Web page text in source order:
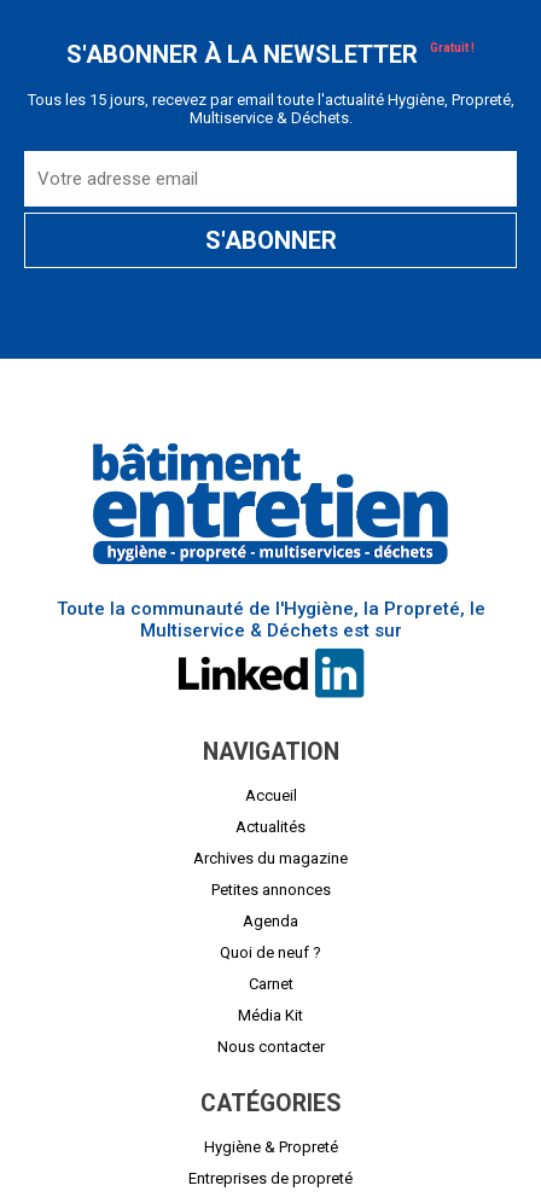
S'ABONNER À LA NEWSLETTER
Tous les 15 jours, recevez par email toute l'actualité Hygiène, Propreté,
Multiservice & Déchets.
Toute la communauté de l'Hygiène, la Propreté, le
Multiservice & Déchets est sur
NAVIGATION
Accueil
Actualités
Archives du magazine
Petites annonces
Agenda
Quoi de neuf ?
Carnet
Média Kit
Nous contacter
CATÉGORIES
Hygiène & Propreté
Entreprises de propreté